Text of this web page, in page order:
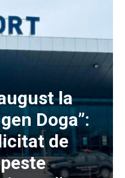
la
Doga”:
de